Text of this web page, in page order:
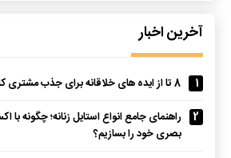
آخرین اخبار
1
8 تا از ایده های خلاقانه برای جذب مشتری کافه [کاربردی]
2
راهنمای جامع انواع استایل زنانه؛ چگونه
بصری خود را بسازیم؟